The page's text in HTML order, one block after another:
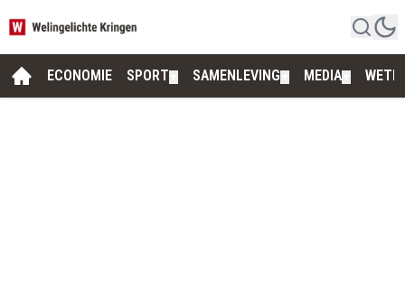
ECONOMIE SPORT SAMENLEVING MEDIA